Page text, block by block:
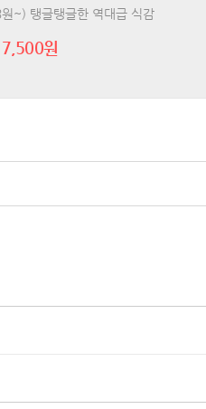
~) 탱글탱글한 역대급 식감
7,500원